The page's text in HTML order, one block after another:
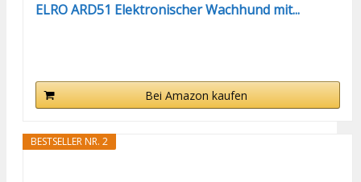
ELRO ARD51 Elektronischer Wachhund mit...
Bei Amazon kaufen
BESTSELLER NR. 2